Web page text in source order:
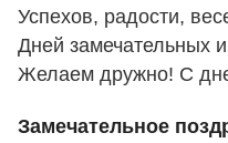
Успехов, радости,
Дней замечательных
Желаем дружно! С
Замечательное